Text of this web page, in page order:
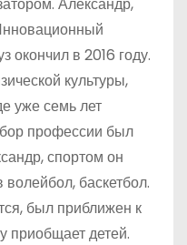
окончил в 2016 году.
культуры,
уже семь лет
профессии был
спортом он
волейбол, баскетбол.
был приближен к
приобщает детей.